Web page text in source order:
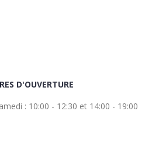
D'OUVERTURE
: 10:00 - 12:30 et 14:00 - 19:00